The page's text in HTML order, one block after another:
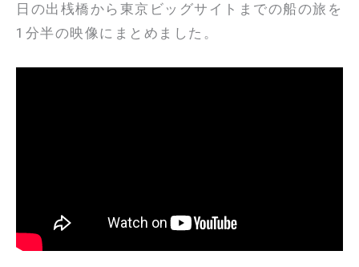
日の出桟橋から東京ビッグサイトまでの船の旅を
1分半の映像にまとめました。